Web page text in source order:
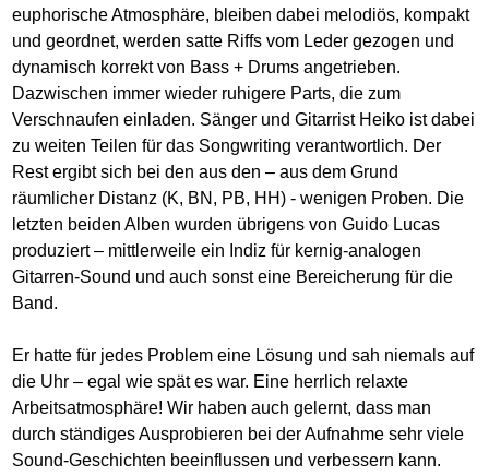
euphorische Atmosphäre, bleiben dabei melodiös, kompakt
und geordnet, werden satte Riffs vom Leder gezogen und
dynamisch korrekt von Bass + Drums angetrieben.
Dazwischen immer wieder ruhigere Parts, die zum
Verschnaufen einladen. Sänger und Gitarrist Heiko ist dabei
zu weiten Teilen für das Songwriting verantwortlich. Der
Rest ergibt sich bei den aus den – aus dem Grund
räumlicher Distanz (K, BN, PB, HH) - wenigen Proben. Die
letzten beiden Alben wurden übrigens von Guido Lucas
produziert – mittlerweile ein Indiz für kernig-analogen
Gitarren-Sound und auch sonst eine Bereicherung für die
Band.
Er hatte für jedes Problem eine Lösung und sah niemals auf
die Uhr – egal wie spät es war. Eine herrlich relaxte
Arbeitsatmosphäre! Wir haben auch gelernt, dass man
durch ständiges Ausprobieren bei der Aufnahme sehr viele
Sound-Geschichten beeinflussen und verbessern kann.